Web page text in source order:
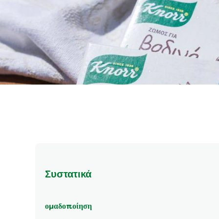
Συστατικά
ομαδοποίηση